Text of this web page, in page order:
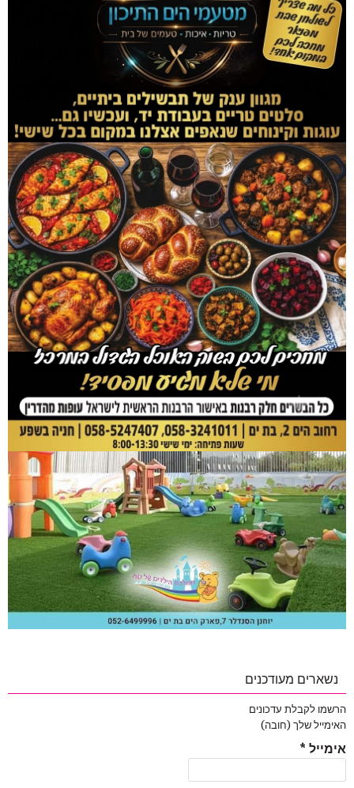
נשארים מעודכנים
הרשמו לקבלת עדכונים
האימייל שלך (חובה)
אימייל *